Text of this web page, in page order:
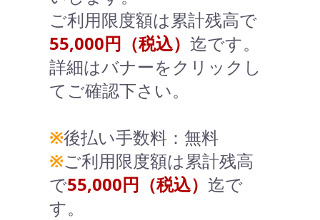
ご利用限度額は累計残高で
55,000円（税込） 迄です。
詳細はバナーをクリックし
てご確認下さい。
※後払い手数料：無料
※ご利用限度額は累計残高
で55,000円（税込） 迄で
す。